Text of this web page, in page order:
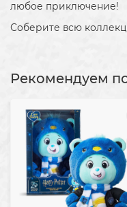
любое приключение!
Соберите всю
Рекомендуем